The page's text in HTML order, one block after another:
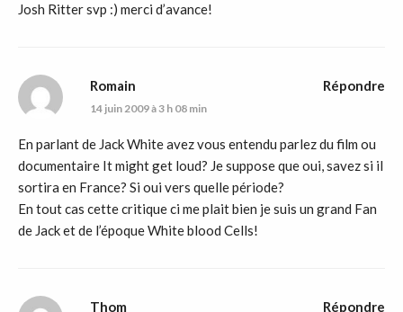
Josh Ritter svp :) merci d’avance!
Romain
14 juin 2009 à 3 h 08 min
En parlant de Jack White avez vous entendu parlez du film ou
documentaire It might get loud? Je suppose que oui, savez si il
sortira en France? Si oui vers quelle période?
En tout cas cette critique ci me plait bien je suis un grand Fan
de Jack et de l’époque White blood Cells!
Répondre
Thom Répondre